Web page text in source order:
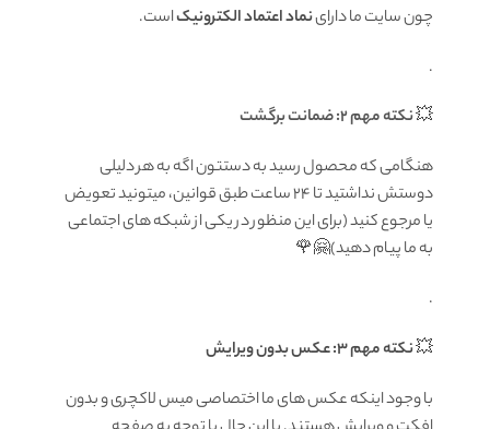
چون سایت ما داراینماد اعتماد الکترونیکاست.
.
💥نکته مهم 2: ضمانت برگشت
هنگامی که محصول رسید به دستتون اگه به هر دلیلی
دوستش نداشتید تا ۲۴ ساعت طبق قوانین، میتونید تعویض
یا مرجوع کنید (برای این منظور در یکی از شبکه های اجتماعی
به ما پیام دهید)🤗🌹
.
💥نکته مهم 3: عکس بدون ویرایش
با وجود اینکه عکس های ما اختصاصی میس لاکچری و بدون